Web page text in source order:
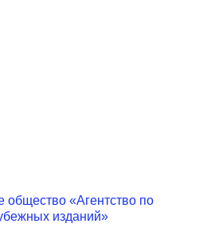
общество «Агентство по
изданий»